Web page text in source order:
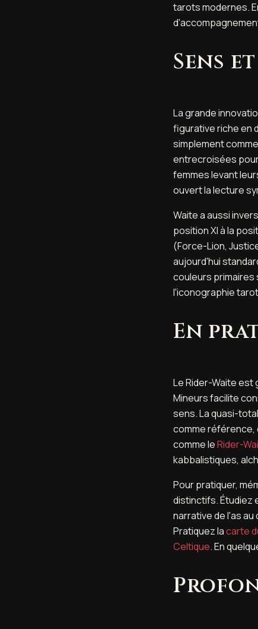
tarots modernes.
Sens
La grande
figurative riche en
simplement
entrecroisées
femmes levant
ouvert la lecture
Waite a aussi
position XI à la
(Force-Lion,
aujourd'hui
couleurs
l'iconographie
En
Le Rider-Waite
Mineurs facilite
sens. La quasi-
comme référence,
comme leRider-
kabbalistiques,
Pour pratiquer,
distinctifs. Étudiez
narrative de l'as au
Pratiquez lacarte
Celtique. En